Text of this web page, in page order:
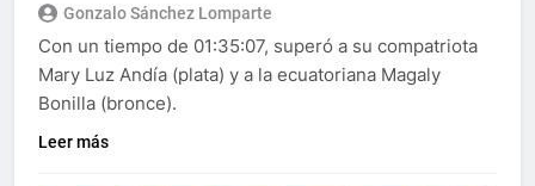
Gonzalo Sánchez Lomparte
Con un tiempo de 01:35:07, superó a su compatriota
Mary Luz Andía (plata) y a la ecuatoriana Magaly
Bonilla (bronce).
Leer más